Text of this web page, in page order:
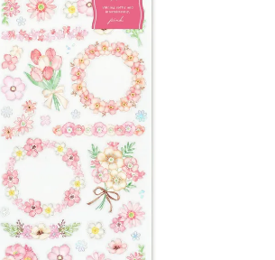
ぴよこ豆
うさぎの
ムーちゃん
だっとちゃん ばいばいべあ
ようこそ
かわうそ
ゆるあにまる
ツンダちゃん ウサコレフレンズ
一期一会 その他
ふせん
文具小物
雑貨